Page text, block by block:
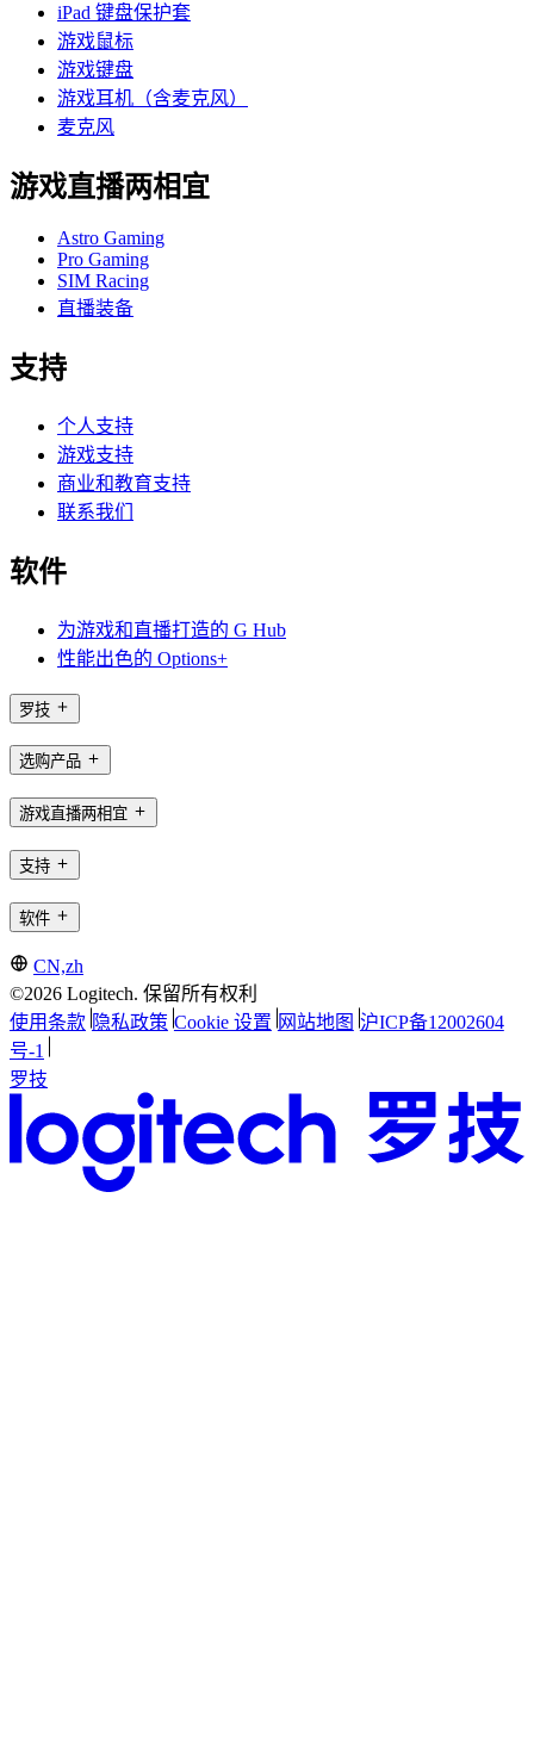
iPad 键盘保护套
游戏鼠标
游戏键盘
游戏耳机（含麦克风）
麦克风
游戏直播两相宜
Astro Gaming
Pro Gaming
SIM Racing
直播装备
支持
个人支持
游戏支持
商业和教育支持
联系我们
软件
为游戏和直播打造的 G Hub
性能出色的 Options+
罗技
选购产品
游戏直播两相宜
支持
软件
CN,zh
©2026 Logitech. 保留所有权利
使用条款 隐私政策 Cookie 设置 网站地图 沪ICP备12002604
号-1
罗技